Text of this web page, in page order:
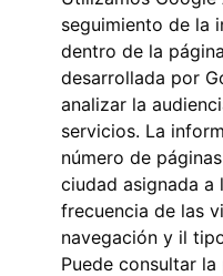
seguimiento de la
dentro de la
desarrollada por
analizar la
servicios. La
número de
ciudad asignada a
frecuencia de las
navegación y il
Puede consultar